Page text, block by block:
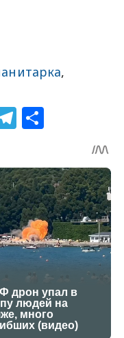
,
Telegram